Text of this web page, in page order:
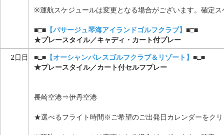
※運航スケジュールは変更となる場合がございます。確定
■□■ 【パサージュ琴海アイランドゴルフクラブ】 ■□■
★プレースタイル／キャディ・カート付プレー
2日目
■□■ 【オーシャンパレスゴルフクラブ＆リゾート】 ■□■
★プレースタイル／カート付セルフプレー
長崎空港⇒伊丹空港
★選べるフライト時間※ご希望のご出発日カレンダーをク